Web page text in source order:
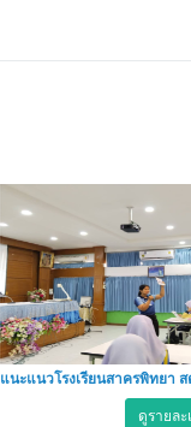
แนะแนวโรงเรียนสาครพิทยา
ดูรายละ